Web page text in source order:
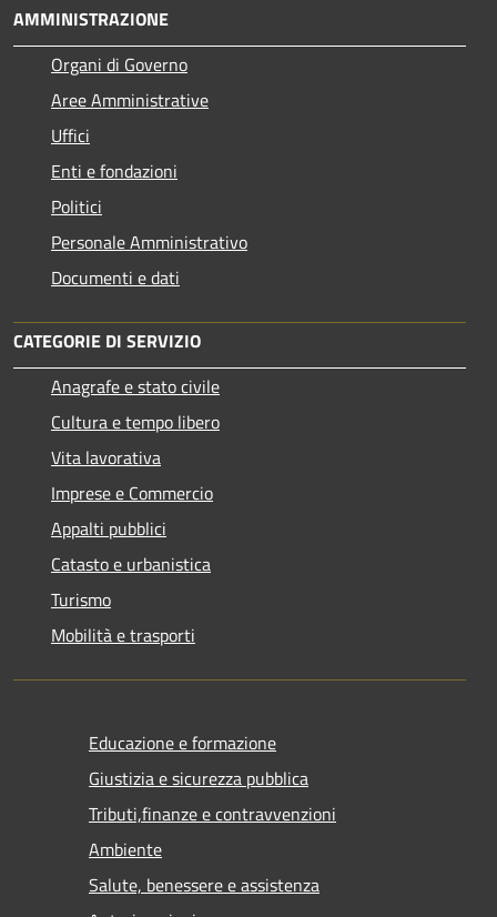
AMMINISTRAZIONE
Organi di Governo
Aree Amministrative
Uffici
Enti e fondazioni
Politici
Personale Amministrativo
Documenti e dati
CATEGORIE DI SERVIZIO
Anagrafe e stato civile
Cultura e tempo libero
Vita lavorativa
Imprese e Commercio
Appalti pubblici
Catasto e urbanistica
Turismo
Mobilità e trasporti
Educazione e formazione
Giustizia e sicurezza pubblica
Tributi,finanze e contravvenzioni
Ambiente
Salute, benessere e assistenza